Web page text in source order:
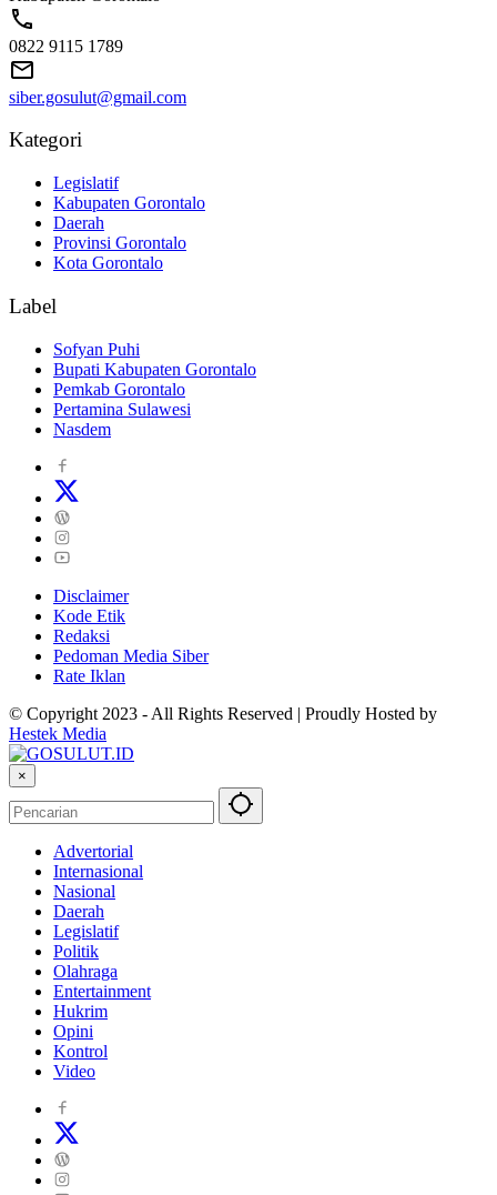
0822 9115 1789
siber.gosulut@gmail.com
Kategori
Legislatif
Kabupaten Gorontalo
Daerah
Provinsi Gorontalo
Kota Gorontalo
Label
Sofyan Puhi
Bupati Kabupaten Gorontalo
Pemkab Gorontalo
Pertamina Sulawesi
Nasdem
Disclaimer
Kode Etik
Redaksi
Pedoman Media Siber
Rate Iklan
© Copyright 2023 - All Rights Reserved | Proudly Hosted by
Hestek Media
×
Advertorial
Internasional
Nasional
Daerah
Legislatif
Politik
Olahraga
Entertainment
Hukrim
Opini
Kontrol
Video